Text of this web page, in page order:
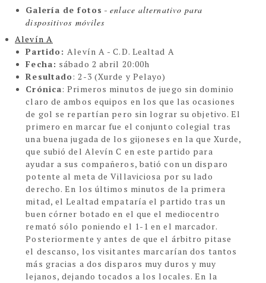
Galería de fotos -enlace alternativo para
dispositivos móviles
Alevín A
Partido:Alevín A - C.D. Lealtad A
Fecha: sábado 2 abril 20:00h
Resultado: 2-3 (Xurde y Pelayo)
Crónica:Primeros minutos de juego sin dominio
claro de ambos equipos en los que las ocasiones
de gol se repartían pero sin lograr su objetivo. El
primero en marcar fue el conjunto colegial tras
una buena jugada de los gijoneses en la que Xurde,
que subió del Alevín C en este partido para
ayudar a sus compañeros, batió con un disparo
potente al meta de Villaviciosa por su lado
derecho. En los últimos minutos de la primera
mitad, el Lealtad empataría el partido tras un
buen córner botado en el que el mediocentro
remató sólo poniendo el 1-1 en el marcador.
Posteriormente y antes de que el árbitro pitase
el descanso, los visitantes marcarían dos tantos
más gracias a dos disparos muy duros y muy
lejanos, dejando tocados a los locales. En la